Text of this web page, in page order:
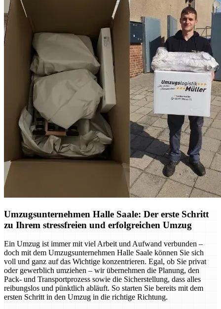
Umzugsunternehmen Halle Saale: Der erste Schritt
zu Ihrem stressfreien und erfolgreichen Umzug
Ein Umzug ist immer mit viel Arbeit und Aufwand verbunden –
doch mit dem Umzugsunternehmen Halle Saale können Sie sich
voll und ganz auf das Wichtige konzentrieren. Egal, ob Sie privat
oder gewerblich umziehen – wir übernehmen die Planung, den
Pack- und Transportprozess sowie die Sicherstellung, dass alles
reibungslos und pünktlich abläuft. So starten Sie bereits mit dem
ersten Schritt in den Umzug in die richtige Richtung.